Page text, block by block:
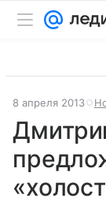
8 апреля 2013